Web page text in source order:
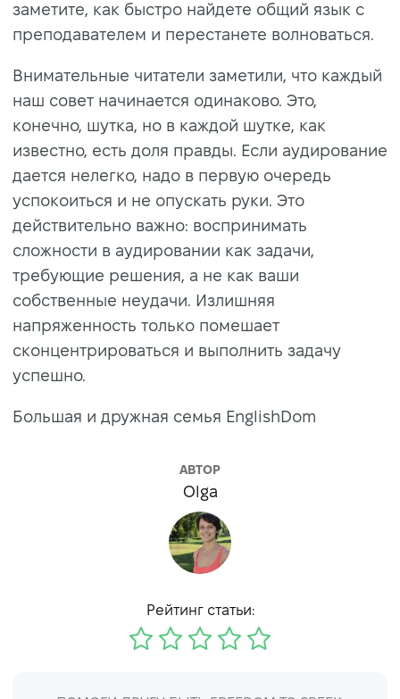
заметите, как быстро найдете общий язык с
преподавателем и перестанете волноваться.
Внимательные читатели заметили, что каждый
наш совет начинается одинаково. Это,
конечно, шутка, но в каждой шутке, как
известно, есть доля правды. Если аудирование
дается нелегко, надо в первую очередь
успокоиться и не опускать руки. Это
действительно важно: воспринимать
сложности в аудировании как задачи,
требующие решения, а не как ваши
собственные неудачи. Излишняя
напряженность только помешает
сконцентрироваться и выполнить задачу
успешно.
Большая и дружная семья EnglishDom
АВТОР
Olga
Рейтинг статьи: